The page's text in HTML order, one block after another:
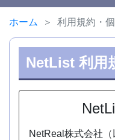
ホーム 利用規約・
NetList 利用
NetReal株式会社（